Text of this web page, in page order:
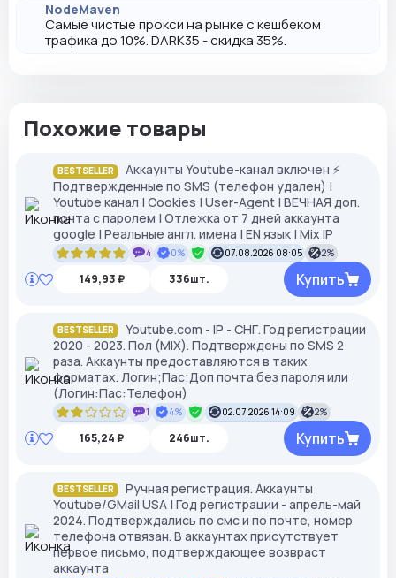
NodeMaven
Самые чистые прокси на рынке с кешбеком
трафика до 10%. DARK35 - скидка 35%.
Похожие товары
BESTSELLER
Аккаунты Youtube-канал включен ⚡️
Подтвержденные по SMS (телефон удален) |
Youtube канал | Cookies | User-Agent | ВЕЧНАЯ доп.
почта с паролем | Отлежка от 7 дней аккаунта
google | Реальные англ. имена | EN язык | Mix IP
4 0% 07.08.2026 08:05 2%
149,93 ₽ 336шт. Купить
BESTSELLER
Youtube.com - IP - СНГ. Год регистрации
2020 - 2023. Пол (MIX). Подтверждены по SMS 2
раза. Аккаунты предоставляются в таких
форматах. Логин;Пас;Доп почта без пароля или
(Логин:Пас:Телефон)
1 4% 02.07.2026 14:09 2%
165,24 ₽ 246шт. Купить
BESTSELLER
Ручная регистрация. Аккаунты
Youtube/GMail USA | Год регистрации - апрель-май
2024. Подтверждались по смс и по почте, номер
телефона отвязан. В аккаунтах присутствует
первое письмо, подтверждающее возвраст
аккаунта